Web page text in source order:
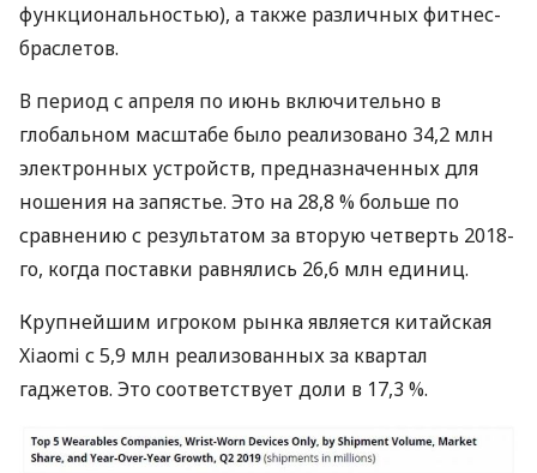
функциональностью), а также различных фитнес-
браслетов.
В период с апреля по июнь включительно в
глобальном масштабе было реализовано 34,2 млн
электронных устройств, предназначенных для
ношения на запястье. Это на 28,8 % больше по
сравнению с результатом за вторую четверть 2018-
го, когда поставки равнялись 26,6 млн единиц.
Крупнейшим игроком рынка является китайская
Xiaomi с 5,9 млн реализованных за квартал
гаджетов. Это соответствует доли в 17,3 %.